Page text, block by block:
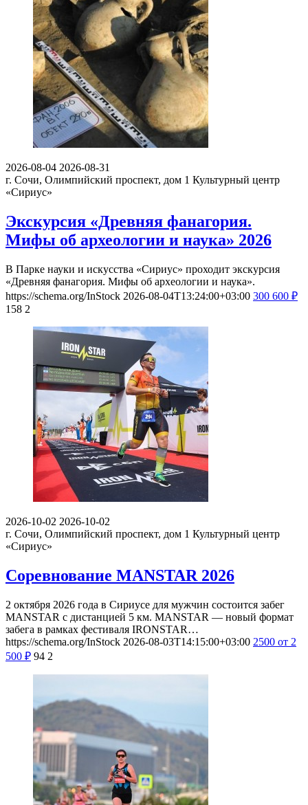
2026-08-04 2026-08-31
г. Сочи, Олимпийский проспект, дом 1 Культурный центр
«Сириус»
Экскурсия «Древняя фанагория.
Мифы об археологии и наука» 2026
В Парке науки и искусства «Сириус» проходит экскурсия
«Древняя фанагория. Мифы об археологии и наука».
https://schema.org/InStock 2026-08-04T13:24:00+03:00 300 600 ₽
158 2
2026-10-02 2026-10-02
г. Сочи, Олимпийский проспект, дом 1 Культурный центр
«Сириус»
Соревнование MANSTAR 2026
2 октября 2026 года в Сириусе для мужчин состоится забег
MANSTAR с дистанцией 5 км. MANSTAR — новый формат
забега в рамках фестиваля IRONSTAR…
https://schema.org/InStock 2026-08-03T14:15:00+03:00 2500 от 2
500 ₽ 94 2